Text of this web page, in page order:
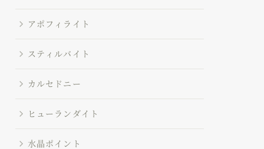
アポフィライト
スティルバイト
カルセドニー
ヒューランダイト
水晶ポイント